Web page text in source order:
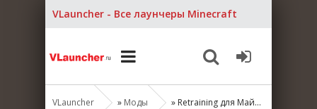
VLauncher - Все лаунчеры Minecraft
VLauncher » Моды » Retraining для Майнкрафт [1.19.4, 1.19.3, 1.19.2]